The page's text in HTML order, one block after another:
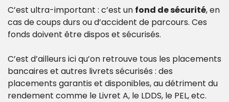
C’est ultra-important : c’est un fond de sécurité, en
cas de coups durs ou d’accident de parcours. Ces
fonds doivent être dispos et sécurisés.
C’est d’ailleurs ici qu’on retrouve tous les placements
bancaires et autres livrets sécurisés : des
placements garantis et disponibles, au détriment du
rendement comme le Livret A, le LDDS, le PEL, etc.